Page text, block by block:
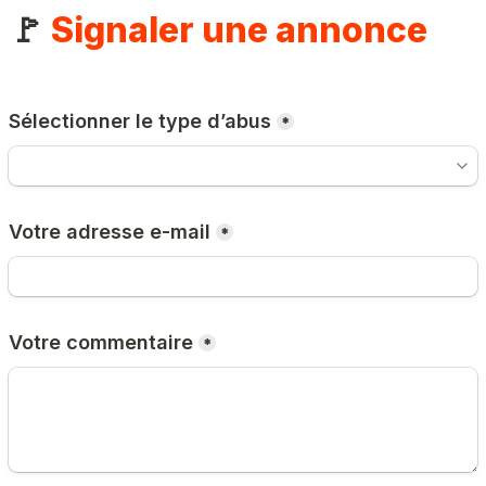
🚩 Signaler une annonce
Sélectionner le type d’abus *
Votre adresse e-mail *
Votre commentaire *